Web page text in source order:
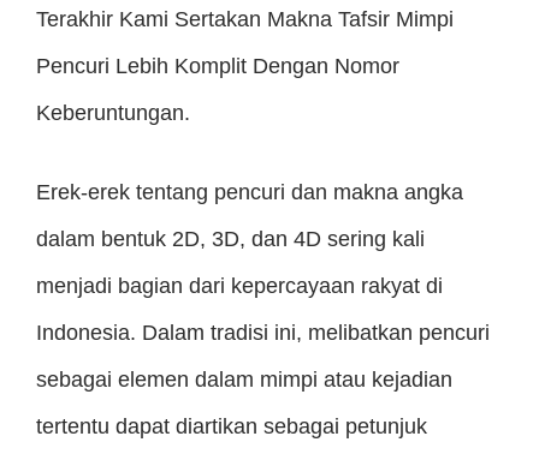
Terakhir Kami Sertakan Makna Tafsir Mimpi
Pencuri Lebih Komplit Dengan Nomor
Keberuntungan.
Erek-erek tentang pencuri dan makna angka
dalam bentuk 2D, 3D, dan 4D sering kali
menjadi bagian dari kepercayaan rakyat di
Indonesia. Dalam tradisi ini, melibatkan pencuri
sebagai elemen dalam mimpi atau kejadian
tertentu dapat diartikan sebagai petunjuk